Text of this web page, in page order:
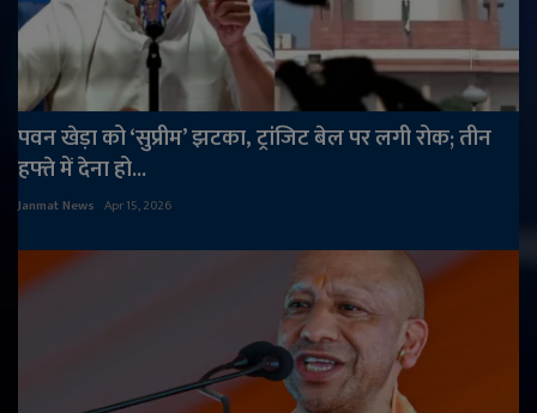
पवन खेड़ा को ‘सुप्रीम’ झटका, ट्रांजिट बेल पर लगी रोक; तीन
हफ्ते में देना हो...
Janmat News Apr 15, 2026